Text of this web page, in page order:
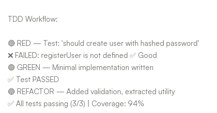
TDD Workflow:
🔴 RED — Test: 'should create user with hashed password'
❌ FAILED: registerUser is not defined ✅ Good
🟢 GREEN — Minimal implementation written
✅ Test PASSED
🔵 REFACTOR — Added validation, extracted utility
✅ All tests passing (3/3) | Coverage: 94%